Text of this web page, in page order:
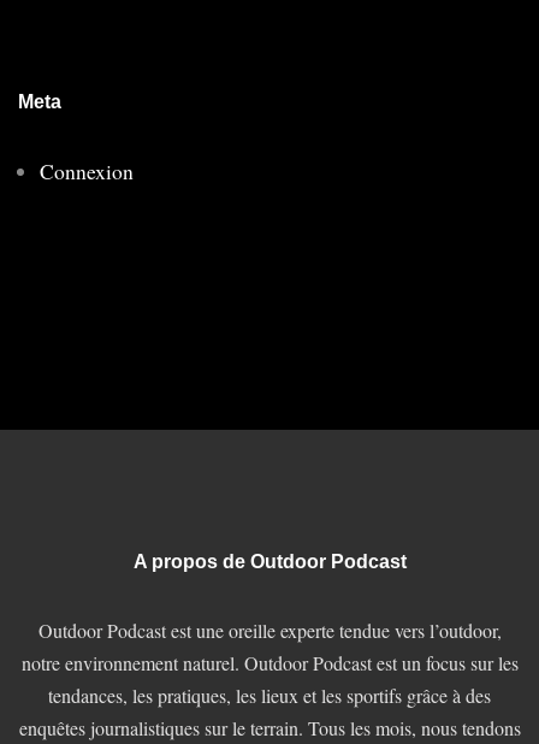
Meta
Connexion
A propos de Outdoor Podcast
Outdoor Podcast est une oreille experte tendue vers l’outdoor,
notre environnement naturel. Outdoor Podcast est un focus sur les
tendances, les pratiques, les lieux et les sportifs grâce à des
enquêtes journalistiques sur le terrain. Tous les mois, nous tendons